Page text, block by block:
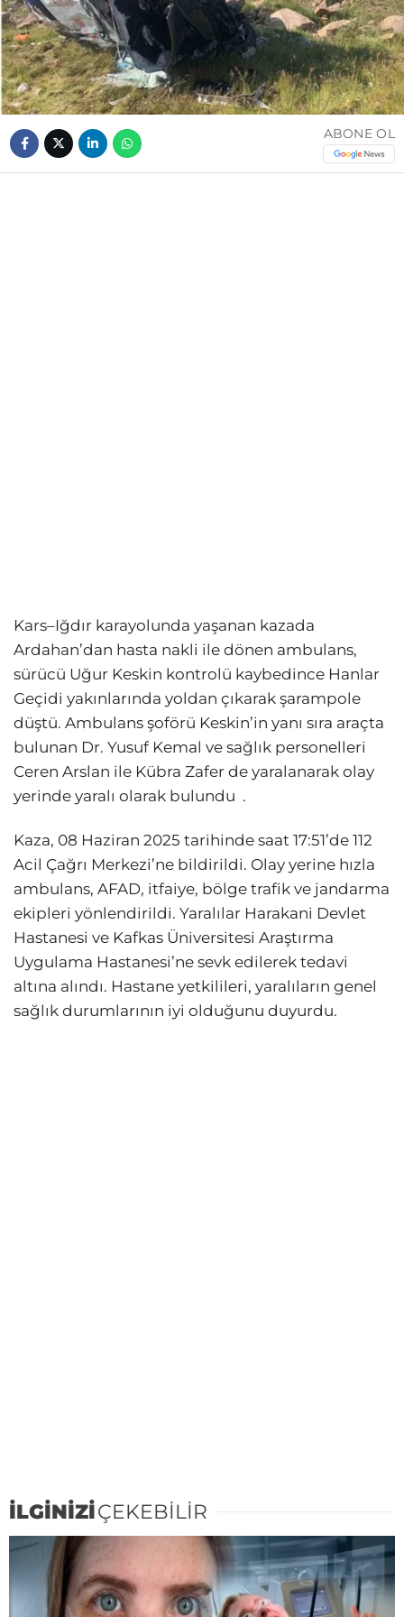
ABONE OL
Kars–Iğdır karayolunda yaşanan kazada
Ardahan’dan hasta nakli ile dönen ambulans,
sürücü Uğur Keskin kontrolü kaybedince Hanlar
Geçidi yakınlarında yoldan çıkarak şarampole
düştü. Ambulans şoförü Keskin’in yanı sıra araçta
bulunan Dr. Yusuf Kemal ve sağlık personelleri
Ceren Arslan ile Kübra Zafer de yaralanarak olay
yerinde yaralı olarak bulundu .
Kaza, 08 Haziran 2025 tarihinde saat 17:51’de 112
Acil Çağrı Merkezi’ne bildirildi. Olay yerine hızla
ambulans, AFAD, itfaiye, bölge trafik ve jandarma
ekipleri yönlendirildi. Yaralılar Harakani Devlet
Hastanesi ve Kafkas Üniversitesi Araştırma
Uygulama Hastanesi’ne sevk edilerek tedavi
altına alındı. Hastane yetkilileri, yaralıların genel
sağlık durumlarının iyi olduğunu duyurdu.
İLGİNİZİÇEKEBİLİR